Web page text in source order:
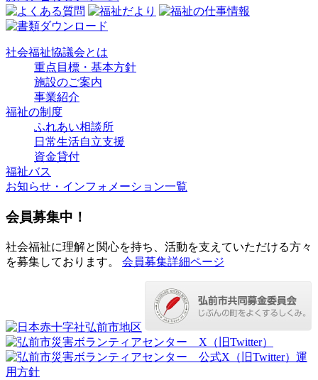
社会福祉協議会とは
重点目標・基本方針
施設のご案内
事業紹介
福祉の制度
ふれあい相談所
日常生活自立支援
資金貸付
福祉バス
お知らせ・インフォメーション一覧
会員募集中！
社会福祉に理解と関心を持ち、活動を支えていただける方々
を募集しております。 会員募集詳細ページ